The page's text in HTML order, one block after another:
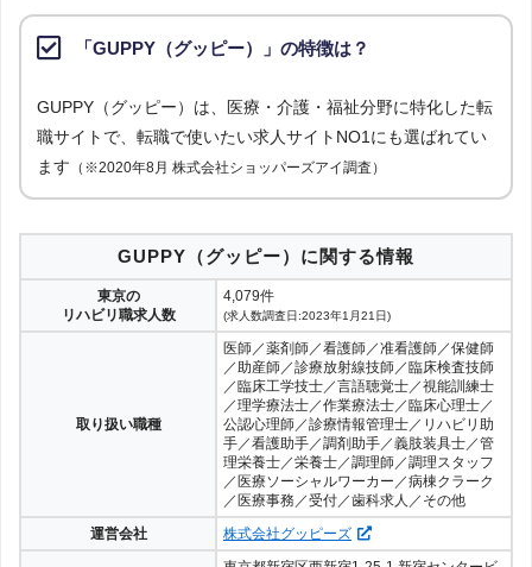
「GUPPY（グッピー）」の特徴は？
GUPPY（グッピー）は、医療・介護・福祉分野に特化した転
職サイトで、転職で使いたい求人サイトNO1にも選ばれてい
ます （※2020年8月 株式会社ショッパーズアイ調査）
GUPPY（グッピー）に関する情報
東京の
リハビリ職求人数
4,079件
(求人数調査日:2023年1月21日)
取り扱い職種
医師／薬剤師／看護師／准看護師／保健師
／助産師／診療放射線技師／臨床検査技師
／臨床工学技士／言語聴覚士／視能訓練士
／理学療法士／作業療法士／臨床心理士／
公認心理師／診療情報管理士／リハビリ助
手／看護助手／調剤助手／義肢装具士／管
理栄養士／栄養士／調理師／調理スタッフ
／医療ソーシャルワーカー／病棟クラーク
／医療事務／受付／歯科求人／その他
運営会社
株式会社グッピーズ